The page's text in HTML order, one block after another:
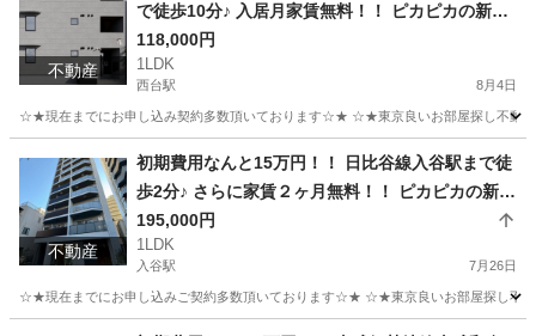
不動産
で徒歩10分♪ 入居月家賃無料！！ ピカピカの新築
です！！9月5日より入居可能、2LDKタイプもあ
ります！ (次回更新予定日8月20日）
118,000円
1LDK
西台駅 8月4日
☆★現在までにお申し込み契約多数頂いております☆★ ☆★東京良いお部屋探し不動
西台駅 アパート 初期
不動産
初期費用なんと15万円！！ 日比谷線入谷駅まで徒
歩2分♪ さらに家賃２ヶ月無料！！ ピカピカの新築
です！！インターネット無料!ペット飼育可能!
（次回更新予定日8月12日）
195,000円
1LDK
入谷駅 7月26日
☆★現在までにお申し込みご契約多数頂いております☆★ ☆★東京良いお部屋探し不